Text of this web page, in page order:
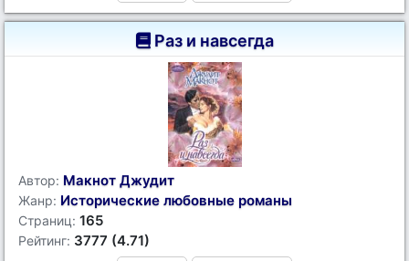
Раз и навсегда
Автор: Макнот Джудит
Жанр: Исторические любовные романы
Страниц: 165
Рейтинг: 3777 (4.71)